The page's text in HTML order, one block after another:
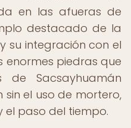
en las afueras de
destacado de la
su integración con el
enormes piedras que
de Sacsayhuamán
el uso de mortero,
el paso del tiempo.